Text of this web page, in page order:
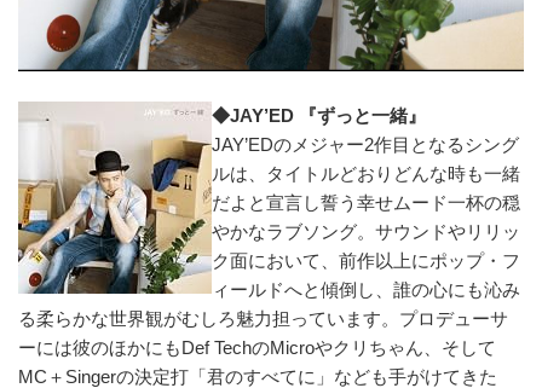
◆JAY’ED 『ずっと一緒』
JAY’EDのメジャー2作目となるシング
ルは、タイトルどおりどんな時も一緒
だよと宣言し誓う幸せムード一杯の穏
やかなラブソング。サウンドやリリッ
ク面において、前作以上にポップ・フ
ィールドへと傾倒し、誰の心にも沁み
る柔らかな世界観がむしろ魅力担っています。プロデューサ
ーには彼のほかにもDef TechのMicroやクリちゃん、そして
MC＋Singerの決定打「君のすべてに」なども手がけてきた